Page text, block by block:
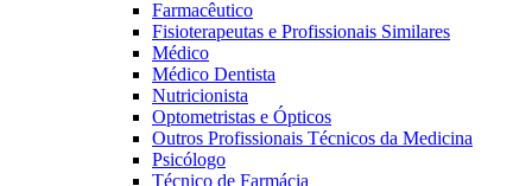
Farmacêutico
Fisioterapeutas e Profissionais Similares
Médico
Médico Dentista
Nutricionista
Optometristas e Ópticos
Outros Profissionais Técnicos da Medicina
Psicólogo
Técnico de Farmácia